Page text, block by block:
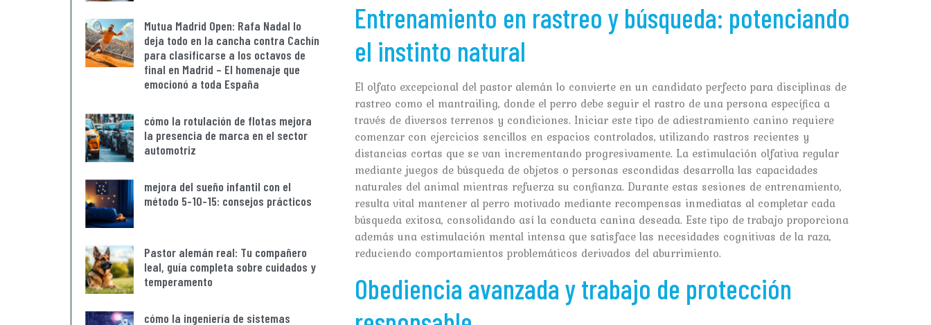
Mutua Madrid Open: Rafa Nadal lo
deja todo en la cancha contra Cachín
para clasificarse a los octavos de
final en Madrid – El homenaje que
emocionó a toda España
cómo la rotulación de flotas mejora
la presencia de marca en el sector
automotriz
mejora del sueño infantil con el
método 5-10-15: consejos prácticos
Pastor alemán real: Tu compañero
leal, guía completa sobre cuidados y
temperamento
cómo la ingeniería de sistemas
Entrenamiento en rastreo y búsqueda: potenciando
el instinto natural
El olfato excepcional del pastor alemán lo convierte en un candidato perfecto para disciplinas de
rastreo como el mantrailing, donde el perro debe seguir el rastro de una persona específica a
través de diversos terrenos y condiciones. Iniciar este tipo de adiestramiento canino requiere
comenzar con ejercicios sencillos en espacios controlados, utilizando rastros recientes y
distancias cortas que se van incrementando progresivamente. La estimulación olfativa regular
mediante juegos de búsqueda de objetos o personas escondidas desarrolla las capacidades
naturales del animal mientras refuerza su confianza. Durante estas sesiones de entrenamiento,
resulta vital mantener al perro motivado mediante recompensas inmediatas al completar cada
búsqueda exitosa, consolidando así la conducta canina deseada. Este tipo de trabajo proporciona
además una estimulación mental intensa que satisface las necesidades cognitivas de la raza,
reduciendo comportamientos problemáticos derivados del aburrimiento.
Obediencia avanzada y trabajo de protección